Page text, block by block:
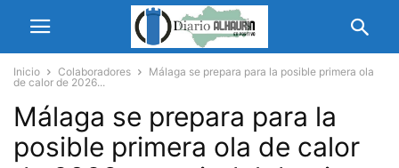
Inicio Colaboradores
Málaga se prepara para la posible primera ola
de calor de 2026...
Málaga se prepara para la
posible primera ola de calor